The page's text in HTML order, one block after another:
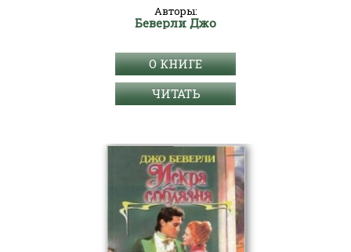
Авторы:
Беверли Джо
О КНИГЕ
ЧИТАТЬ